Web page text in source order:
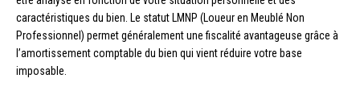
caractéristiques du bien. Le statut LMNP (Loueur en Meublé Non
Professionnel) permet généralement une fiscalité avantageuse grâce à
l’amortissement comptable du bien qui vient réduire votre base
imposable.